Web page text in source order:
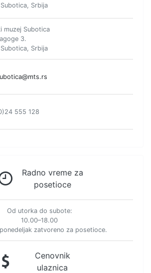
Srbija
muzej Subotica
3.
Srbija
555 128
Radno vreme za
posetioce
Od utorka do subote:
10.00–18.00
zatvoreno za posetioce.
Cenovnik
ulaznica